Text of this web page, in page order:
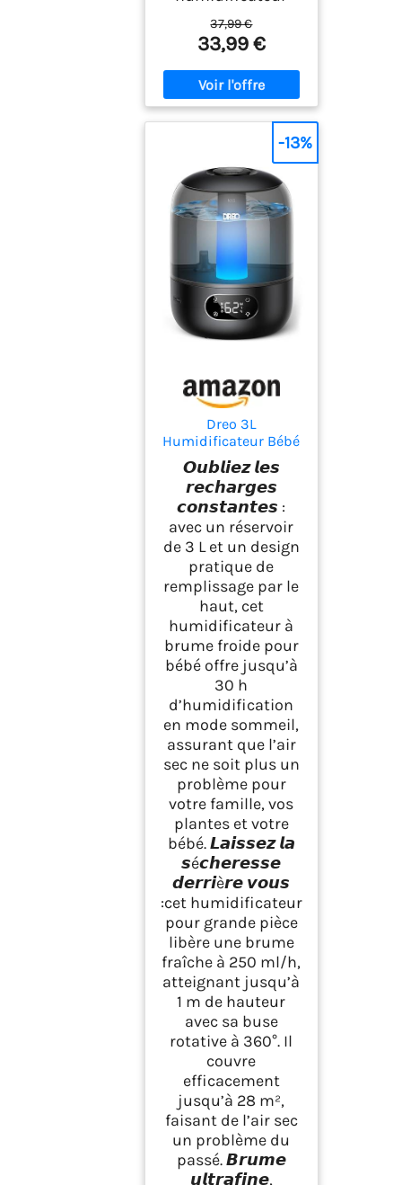
37,99 €
33,99 €
Dreo 3L
Humidificateur Bébé
Silencieux 26dB avec
Capteur d’Humidité,
Brume Fraîche
Ultrasonique, Buse
360°, 30H
Autonomie, Diffuseur
d’Huiles Essentielles,
Lumière d’Ambiance,
pour Plantes, Noir
𝙊𝙪𝙗𝙡𝙞𝙚𝙯 𝙡𝙚𝙨
𝙧𝙚𝙘𝙝𝙖𝙧𝙜𝙚𝙨
𝙘𝙤𝙣𝙨𝙩𝙖𝙣𝙩𝙚𝙨 :
avec un réservoir
de 3 L et un design
pratique de
remplissage par le
haut, cet
humidificateur à
brume froide pour
bébé offre jusqu’à
30 h
d’humidification
en mode sommeil,
assurant que l’air
sec ne soit plus un
problème pour
votre famille, vos
plantes et votre
bébé. 𝙇𝙖𝙞𝙨𝙨𝙚𝙯 𝙡𝙖
𝙨é𝙘𝙝𝙚𝙧𝙚𝙨𝙨𝙚
𝙙𝙚𝙧𝙧𝙞è𝙧𝙚 𝙫𝙤𝙪𝙨
:cet humidificateur
pour grande pièce
libère une brume
fraîche à 250 ml/h,
atteignant jusqu’à
1 m de hauteur
avec sa buse
rotative à 360°. Il
couvre
efficacement
jusqu’à 28 m²,
faisant de l’air sec
un problème du
passé. 𝘽𝙧𝙪𝙢𝙚
𝙪𝙡𝙩𝙧𝙖𝙛𝙞𝙣𝙚,
-13%